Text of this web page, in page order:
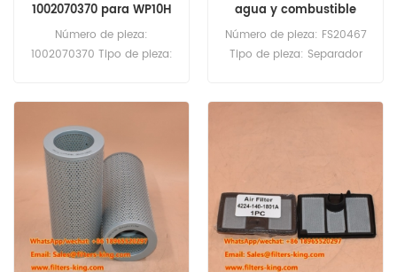
1002070370 para WP10H
Número de pieza:
1002070370 Tipo de pieza:
pedido: 60 unidades
1002070370 Filtro de aceite
Referencia cruzada SO
15017 Uso para Weichai
WP10H WP13H480E62
WP13H500E62
WP13H530E62
agua y combustible
(Repuesto)
Número de pieza: FS20467
Tipo de pieza: Separador